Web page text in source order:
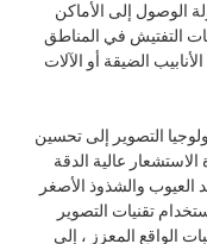
الوصول إلى الأماكن
التفتيش في المناطق
الضيقة أو الآلات
التصوير إلى تحسين
عالية الدقة
والشذوذ الأصغر
تقنيات التصوير
الواقع المعزز ، إلى